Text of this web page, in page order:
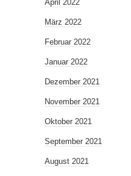
April 2022
März 2022
Februar 2022
Januar 2022
Dezember 2021
November 2021
Oktober 2021
September 2021
August 2021